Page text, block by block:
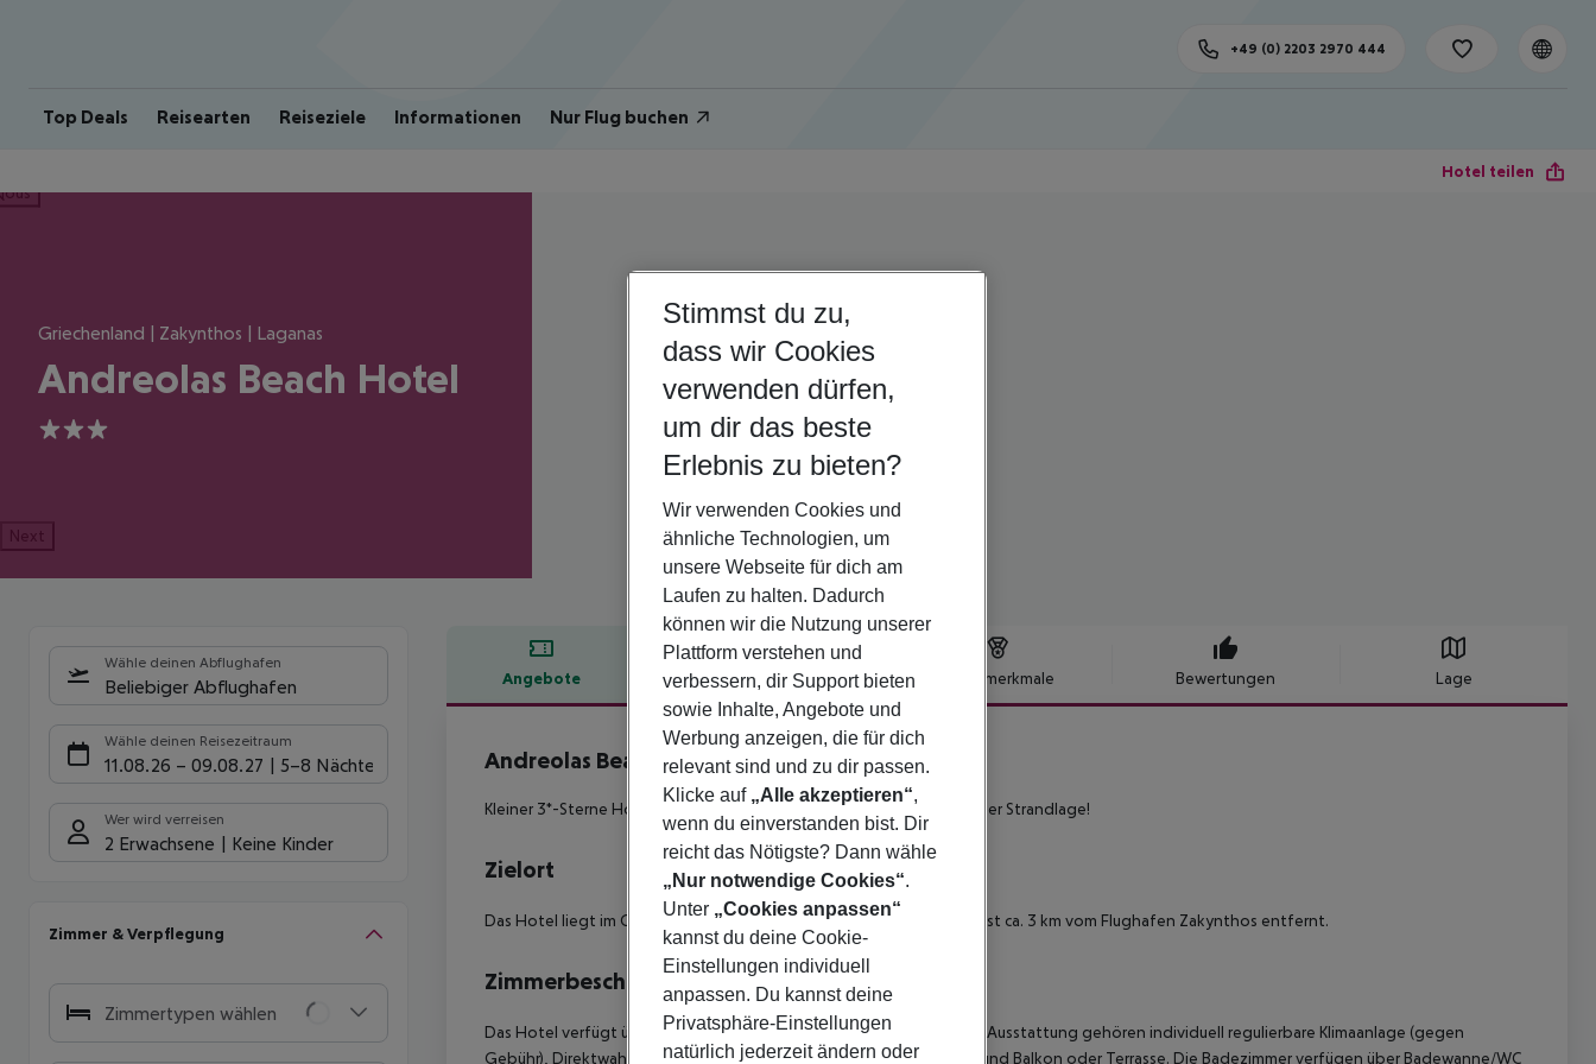
Top Deals Reisearten Reiseziele Informationen Nur Flug buchen
+49 (0) 2203 2970 444
Hotel teilen
Griechenland | Zakynthos | Laganas
Andreolas Beach Hotel
3
Next
Wähle deinen Abflughafen
Beliebiger Abflughafen
Wähle deinen Reisezeitraum
11.08.26 – 09.08.27 5-8 Nächte
Wer wird verreisen
2 Erwachsene Keine Kinder
Zimmer & Verpflegung
Zimmertypen wählen
Angebote Hotelbeschreibung Hotelmerkmale Bewertungen Lage
Hotelbeschreibung
Andreolas Beach Hotel
Kleiner 3*-Sterne Hotelkomplex mit preiswerten Unterkünften in super Strandlage!
Zielort
Das Hotel liegt im Golf von Laganas, bietet direkte Strandlage und ist ca. 3 km vom Flughafen Zakynthos entfernt.
Zimmerbeschreibung
Das Hotel verfügt über insgesamt 40 Zimmer, zur standardmässigen Ausstattung gehören individuell regulierbare Klimaanlage (gegen
Gebühr), Direktwahltelefon, WLAN (kostenlos), Sat-TV, Kühlschrank und Balkon oder Terrasse. Die Badezimmer verfügen über Badewanne/WC
Stimmst du zu,
dass wir Cookies
verwenden dürfen,
um dir das beste
Erlebnis zu bieten?
Wir verwenden Cookies und
ähnliche Technologien, um
unsere Webseite für dich am
Laufen zu halten. Dadurch
können wir die Nutzung unserer
Plattform verstehen und
verbessern, dir Support bieten
sowie Inhalte, Angebote und
Werbung anzeigen, die für dich
relevant sind und zu dir passen.
Klicke auf „Alle akzeptieren“,
wenn du einverstanden bist. Dir
reicht das Nötigste? Dann wähle
„Nur notwendige Cookies“.
Unter „Cookies anpassen“
kannst du deine Cookie-
Einstellungen individuell
anpassen. Du kannst deine
Privatsphäre-Einstellungen
natürlich jederzeit ändern oder